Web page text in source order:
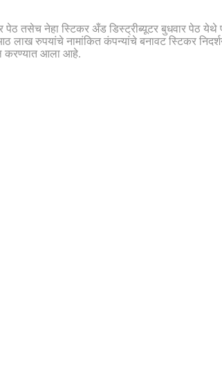
पेठ तसेच नेहा स्टिकर अँड डिस्ट्रीब्यूटर बुधवार पेठ
लाख रुपयांचे नामांकित कंपन्यांचे बनावट स्टिकर
करण्यात आला आहे.